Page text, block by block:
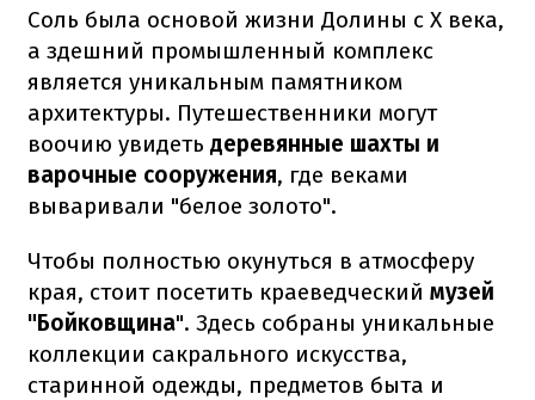
Соль была основой жизни Долины с X века,
а здешний промышленный комплекс
является уникальным памятником
архитектуры. Путешественники могут
воочию увидеть деревянные шахты и
варочные сооружения, где веками
вываривали "белое золото".
Чтобы полностью окунуться в атмосферу
края, стоит посетить краеведческий музей
"Бойковщина". Здесь собраны уникальные
коллекции сакрального искусства,
старинной одежды, предметов быта и